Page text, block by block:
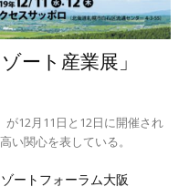
ート産業展」
12月11日と12日に開催され
い関心を表している。
ートフォーラム大阪